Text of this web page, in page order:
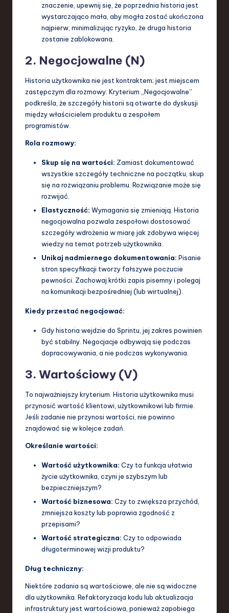
znaczenie, upewnij się, że poprzednia historia jest
wystarczająco mała, aby mogła zostać ukończona
najpierw, minimalizując ryzyko, że druga historia
zostanie zablokowana.
2. Negocjowalne (N)
Historia użytkownika nie jest kontraktem; jest miejscem
zastępczym dla rozmowy. Kryterium „Negocjowalne”
podkreśla, że szczegóły historii są otwarte do dyskusji
między właścicielem produktu a zespołem
programistów.
Rola rozmowy:
Skup się na wartości: Zamiast dokumentować
wszystkie szczegóły techniczne na początku, skup
się na rozwiązaniu problemu. Rozwiązanie może się
rozwijać.
Elastyczność: Wymagania się zmieniają. Historia
negocjowalna pozwala zespołowi dostosować
szczegóły wdrożenia w miarę jak zdobywa więcej
wiedzy na temat potrzeb użytkownika.
Unikaj nadmiernego dokumentowania: Pisanie
stron specyfikacji tworzy fałszywe poczucie
pewności. Zachowaj krótki zapis pisemny i polegaj
na komunikacji bezpośredniej (lub wirtualnej).
Kiedy przestać negocjować:
Gdy historia wejdzie do Sprintu, jej zakres powinien
być stabilny. Negocjacje odbywają się podczas
dopracowywania, a nie podczas wykonywania.
3. Wartościowy (V)
To najważniejszy kryterium. Historia użytkownika musi
przynosić wartość klientowi, użytkownikowi lub firmie.
Jeśli zadanie nie przynosi wartości, nie powinno
znajdować się w kolejce zadań.
Określanie wartości:
Wartość użytkownika: Czy ta funkcja ułatwia
życie użytkownika, czyni je szybszym lub
bezpieczniejszym?
Wartość biznesowa: Czy to zwiększa przychód,
zmniejsza koszty lub poprawia zgodność z
przepisami?
Wartość strategiczna: Czy to odpowiada
długoterminowej wizji produktu?
Dług techniczny:
Niektóre zadania są wartościowe, ale nie są widoczne
dla użytkownika. Refaktoryzacja kodu lub aktualizacja
infrastruktury jest wartościowa, ponieważ zapobiega